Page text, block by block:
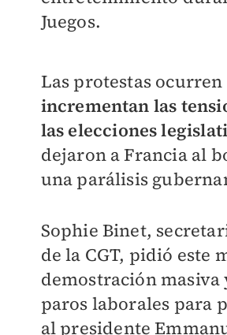
Juegos.
Las protestas
incrementan las
las elecciones
dejaron a Francia al
una parálisis
Sophie Binet,
de la CGT, pidió este
demostración masiva
paros laborales para
al presidente